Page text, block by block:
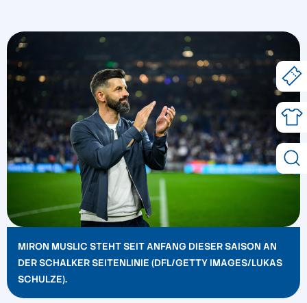
MIRON MUSLIC STEHT SEIT ANFANG DIESER SAISON AN
DER SCHALKER SEITENLINIE (DFL/GETTY IMAGES/LUKAS
SCHULZE).